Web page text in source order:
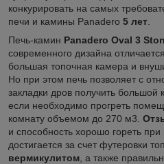
конкурировать на самых
печи и камины Panadero 5 лет
Печь-камин Panadero Oval 3
современного дизайна
большая топочная камера и
Но при этом печь позволяет с
закладки дров получить большой
если необходимо прогреть
комнату объемом до 270 м3.
и способность хорошо гореть
достигается за счет футеровки
вермикулитом , а также